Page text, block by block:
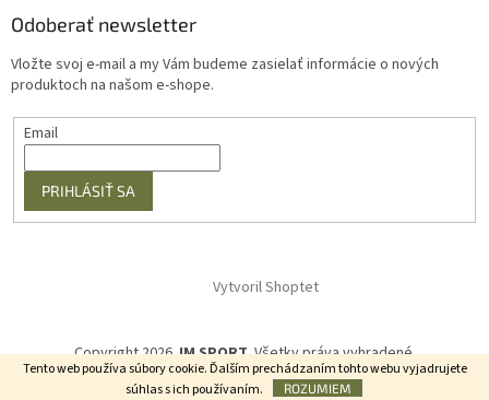
Tento web používa súbory cookie. Ďalším prechádzaním tohto webu vyjadrujete
súhlas s ich používaním.
ROZUMIEM
Odoberať newsletter
Vložte svoj e-mail a my Vám budeme zasielať informácie o nových
produktoch na našom e-shope.
Email
PRIHLÁSIŤ SA
Vytvoril Shoptet
Copyright 2026JM SPORT. Všetky práva vyhradené.